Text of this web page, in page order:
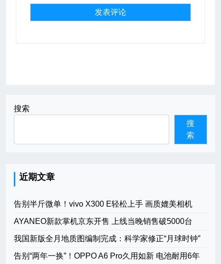
搜索
搜
索
近期文章
告别半斤微单！vivo X300 E轻松上手 画质媲美相机
AYANEO新款掌机京东开售 上线当晚销售破5000台
我国新版全月地质图编制完成：科学家修正“月球时钟”
告别“两年一换”！OPPO A6 Pro久用如新 电池耐用6年